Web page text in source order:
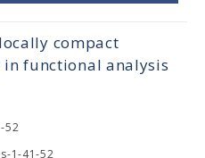
compact
in functional analysis
52
1-41-52